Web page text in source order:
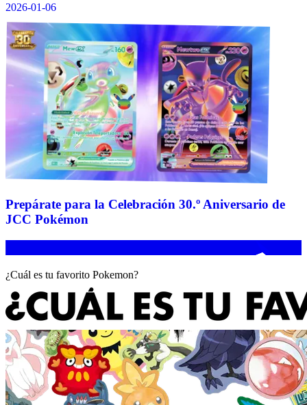
2026-01-06
Prepárate para la Celebración 30.º Aniversario de
JCC Pokémon
¿Cuál es tu favorito Pokemon?